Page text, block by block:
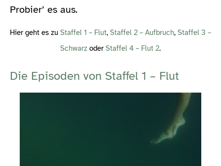
Probier’ es aus.
Hier geht es zu Staffel 1 – Flut, Staffel 2 – Aufbruch, Staffel 3 –
Schwarz oder Staffel 4 – Flut 2.
Die Episoden von Staffel 1 – Flut